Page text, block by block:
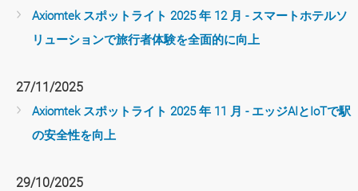
Axiomtek スポットライト 2025 年 12 月 - スマートホテルソ
リューションで旅行者体験を全面的に向上
27/11/2025
Axiomtek スポットライト 2025 年 11 月 - エッジAIとIoTで駅
の安全性を向上
29/10/2025